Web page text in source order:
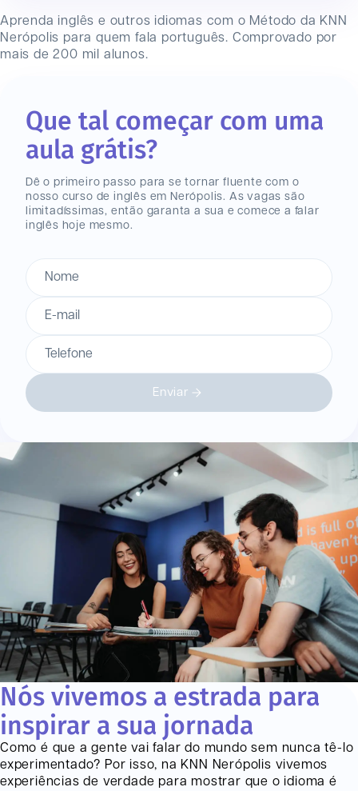
Aprenda inglês e outros idiomas com o Método da KNN
Nerópolis para quem fala português. Comprovado por
mais de 200 mil alunos.
Que tal começar com uma
aula grátis?
Dê o primeiro passo para se tornar fluente com o
nosso curso de inglês em Nerópolis. As vagas são
limitadíssimas, então garanta a sua e comece a falar
inglês hoje mesmo.
Nome
E-mail
Telefone
Enviar
Nós vivemos a estrada para
inspirar a sua jornada
Como é que a gente vai falar do mundo sem nunca tê-lo
experimentado? Por isso, na KNN Nerópolis vivemos
experiências de verdade para mostrar que o idioma é